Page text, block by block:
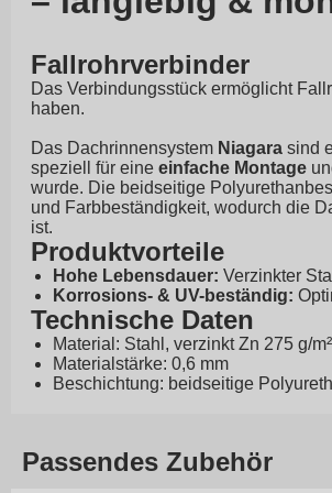
Fallrohrverbinder
Das Verbindungsstück ermöglicht
haben.
Das Dachrinnensystem Niagara sind
speziell für eine einfache Montage
wurde. Die beidseitige
und Farbbeständigkeit, wodurch die
ist.
Produktvorteile
Hohe Lebensdauer: Verzinkter
Korrosions- & UV-beständig:
Technische Daten
Material: Stahl, verzinkt Zn 275 g/m²
Materialstärke: 0,6 mm
Beschichtung: beidseitige
Passendes Zubehör